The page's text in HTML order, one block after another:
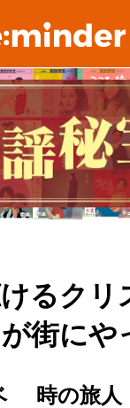
るクリ
街にや
時の旅人